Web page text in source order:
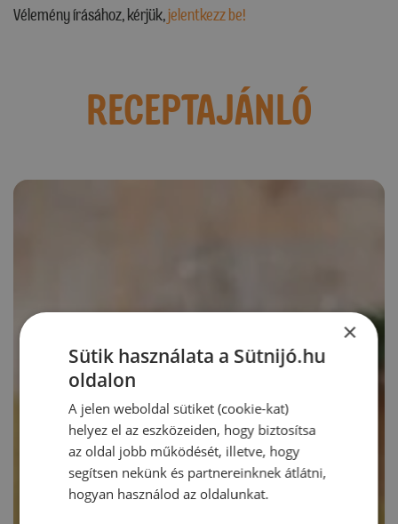
Vélemény írásához, kérjük,jelentkezz be!
RECEPTAJÁNLÓ
×
Sütik használata a Sütnijó.hu
oldalon
A jelen weboldal sütiket (cookie-kat)
helyez el az eszközeiden, hogy biztosítsa
az oldal jobb működését, illetve, hogy
segítsen nekünk és partnereinknek átlátni,
hogyan használod az oldalunkat.